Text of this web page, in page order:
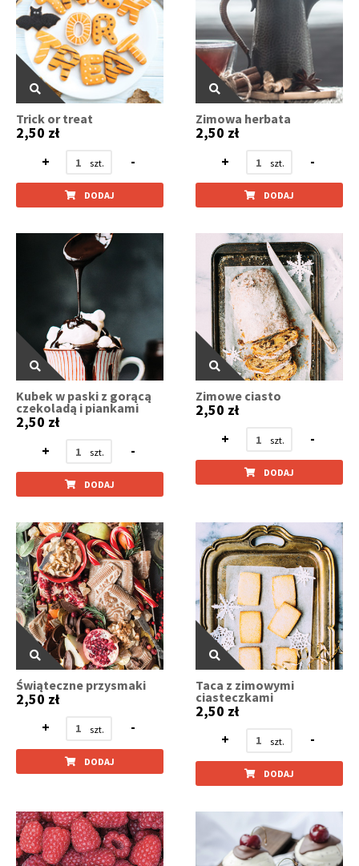
Trick or treat
2,50 zł
+
-
DODAJ
Zimowa herbata
2,50 zł
+
-
DODAJ
Kubek w paski z gorącą
czekoladą i piankami
2,50 zł
+
-
DODAJ
Zimowe ciasto
2,50 zł
+
-
DODAJ
Świąteczne przysmaki
2,50 zł
+
-
DODAJ
Taca z zimowymi
ciasteczkami
2,50 zł
+
-
DODAJ